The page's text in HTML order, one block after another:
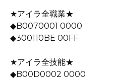
★アイラ全職業★
◆B0070001 0000
◆300110BE 00FF
★アイラ全技能★
◆B00D0002 0000